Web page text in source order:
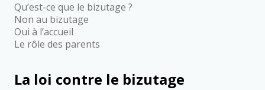
Qu’est-ce que le bizutage ?
Non au bizutage
Oui à l’accueil
Le rôle des parents
La loi contre le bizutage